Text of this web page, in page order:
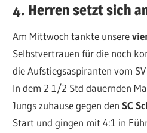
4. Herren setzt sich
Am Mittwoch tankte unsere
Selbstvertrauen für die noch
die Aufstiegsaspiranten vom
In dem 2 1/2 Std dauernden
Jungs zuhause gegen denSC
Start und gingen mit 4:1 in